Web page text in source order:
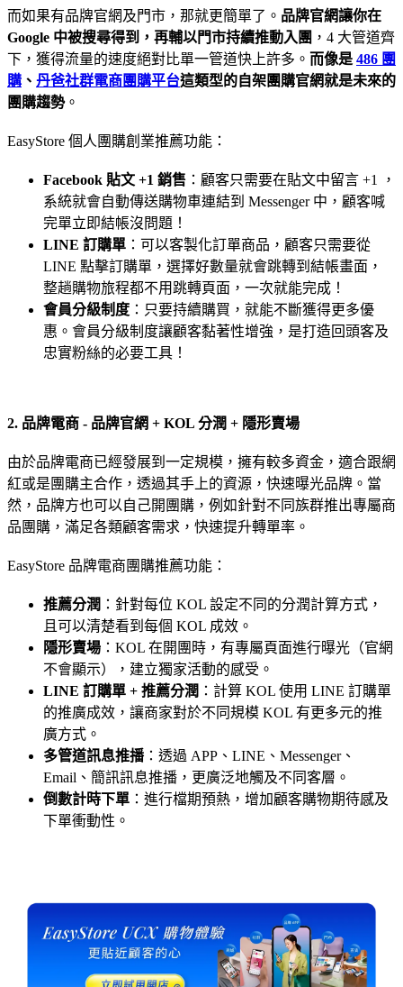
而如果有品牌官網及門市，那就更簡單了。 品牌官網讓你在
Google 中被搜尋得到，再輔以門市持續推動入團 ，4 大管道齊
下，獲得流量的速度絕對比單一管道快上許多。 而像是 486 團
購 、 丹爸社群電商團購平台這類型的自架團購官網就是未來的
團購趨勢。
EasyStore 個人團購創業推薦功能：
Facebook 貼文 +1 銷售 ：顧客只需要在貼文中留言 +1 ，
系統就會自動傳送購物車連結到 Messenger 中，顧客喊
完單立即結帳沒問題！
LINE 訂購單 ：可以客製化訂單商品，顧客只需要從
LINE 點擊訂購單，選擇好數量就會跳轉到結帳畫面，
整趟購物旅程都不用跳轉頁面，一次就能完成！
會員分級制度 ：只要持續購買，就能不斷獲得更多優
惠。會員分級制度讓顧客黏著性增強，是打造回頭客及
忠實粉絲的必要工具！
2. 品牌電商 - 品牌官網 + KOL 分潤 + 隱形賣場
由於品牌電商已經發展到一定規模，擁有較多資金，適合跟網
紅或是團購主合作，透過其手上的資源，快速曝光品牌。當
然，品牌方也可以自己開團購，例如針對不同族群推出專屬商
品團購，滿足各類顧客需求，快速提升轉單率。
EasyStore 品牌電商團購推薦功能：
推薦分潤 ：針對每位 KOL 設定不同的分潤計算方式，
且可以清楚看到每個 KOL 成效。
隱形賣場 ：KOL 在開團時，有專屬頁面進行曝光（官網
不會顯示），建立獨家活動的感受。
LINE 訂購單 + 推薦分潤 ：計算 KOL 使用 LINE 訂購單
的推廣成效，讓商家對於不同規模 KOL 有更多元的推
廣方式。
多管道訊息推播 ：透過 APP、LINE、Messenger、
Email、簡訊訊息推播，更廣泛地觸及不同客層。
倒數計時下單 ：進行檔期預熱，增加顧客購物期待感及
下單衝動性。